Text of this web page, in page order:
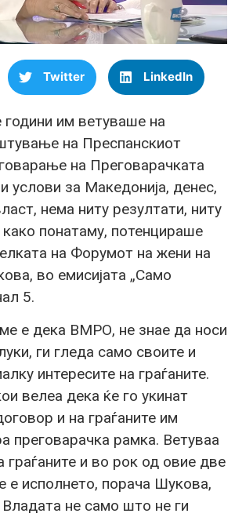
Twitter LinkedIn
им ветуваше на
на Преспанскиот
на Преговарачката
услови за Македонија, денес,
нема ниту резултати, ниту
понатаму, потенцираше
на Форумот на жени на
во емисијата „Само
5.
е дека ВМРО, не знае да носи
ги гледа само своите и
интересите на граѓаните.
велеа дека ќе го укинат
и на граѓаните им
преговарачка рамка. Ветуваа
граѓаните и во рок од овие две
е исполнето, порача Шукова,
Владата не само што не ги